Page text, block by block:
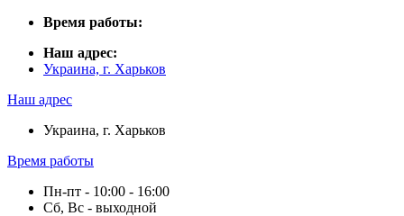
Время работы:
Наш адрес:
Украина, г. Харьков
Наш адрес
Украина, г. Харьков
Время работы
Пн-пт - 10:00 - 16:00
Сб, Вс - выходной